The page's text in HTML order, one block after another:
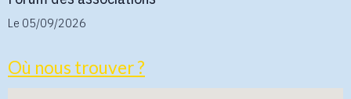
Le 05/09/2026
Où nous trouver ?